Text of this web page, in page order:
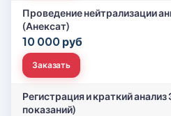
Проведение нейтрализации
(Анексат)
10 000 руб
Заказать
Регистрация и краткий
показаний)